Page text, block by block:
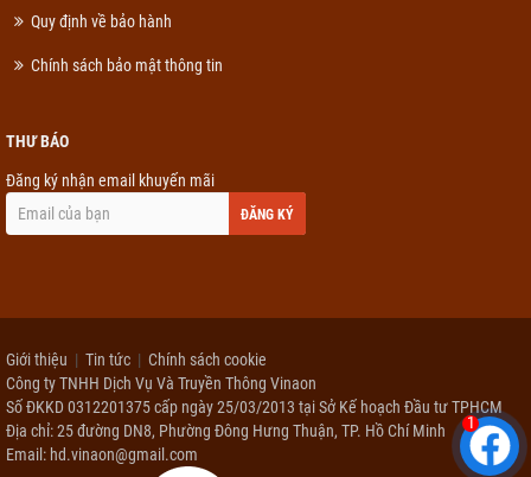
Quy định về bảo hành
Chính sách bảo mật thông tin
THƯ BÁO
Đăng ký nhận email khuyến mãi
ĐĂNG KÝ
Giới thiệu Tin tức
Chính sách cookie
Công ty TNHH Dịch Vụ Và Truyền Thông Vinaon
Số ĐKKD 0312201375 cấp ngày 25/03/2013 tại Sở Kế hoạch Đầu tư TPHCM
Địa chỉ: 25 đường DN8, Phường Đông Hưng Thuận, TP. Hồ Chí Minh
Email: hd.vinaon@gmail.com
1